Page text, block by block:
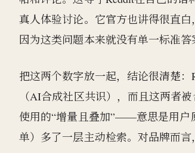
真人体验讨论。它官方也讲得很直白
因为这类问题本来就没有单一标准
把这两个数字放一起，结论很清楚
（AI合成社区共识），而且这两者
使用的“增量且叠加”——意思是用户
单）多了一层主动检索。对品牌而